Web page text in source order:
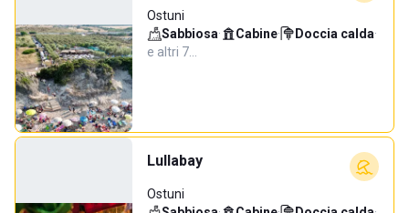
Ostuni
Sabbiosa· Cabine· Doccia calda·
e altri 7…
Lullabay
Ostuni